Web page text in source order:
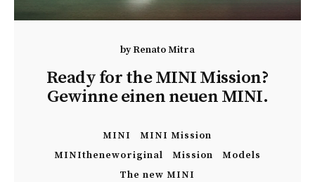
byRenato Mitra
Ready for the MINI Mission?
Gewinne einen neuen MINI.
MINI
MINI Mission
MINItheneworiginal
Mission
Models
The new MINI